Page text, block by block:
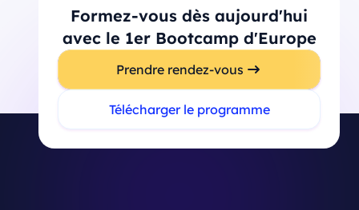
Formez-vous dès aujourd'hui
avec le 1er Bootcamp d'Europe
Prendre rendez-vous
Télécharger le programme